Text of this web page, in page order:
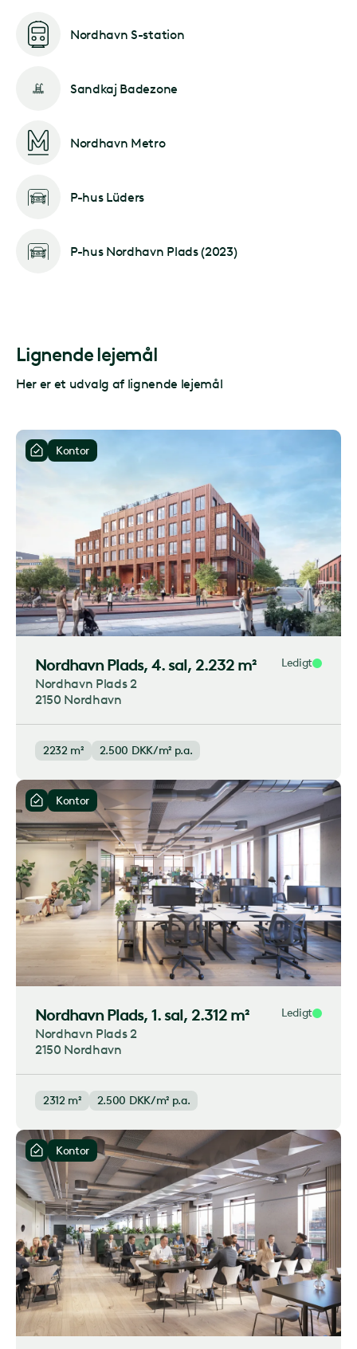
Nordhavn S-station
Sandkaj Badezone
Nordhavn Metro
P-hus Lüders
P-hus Nordhavn Plads (2023)
Lignende lejemål
Her er et udvalg af lignende lejemål
Kontor
Nordhavn Plads, 4. sal, 2.232 m² Ledigt
Nordhavn Plads 2
2150 Nordhavn
2232 m² 2.500 DKK/m² p.a.
Kontor
Nordhavn Plads, 1. sal, 2.312 m² Ledigt
Nordhavn Plads 2
2150 Nordhavn
2312 m² 2.500 DKK/m² p.a.
Kontor